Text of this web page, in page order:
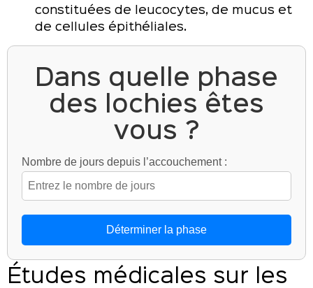
constituées de leucocytes, de mucus et
de cellules épithéliales.
Dans quelle phase
des lochies êtes
vous ?
Nombre de jours depuis l’accouchement :
Déterminer la phase
Études médicales sur les